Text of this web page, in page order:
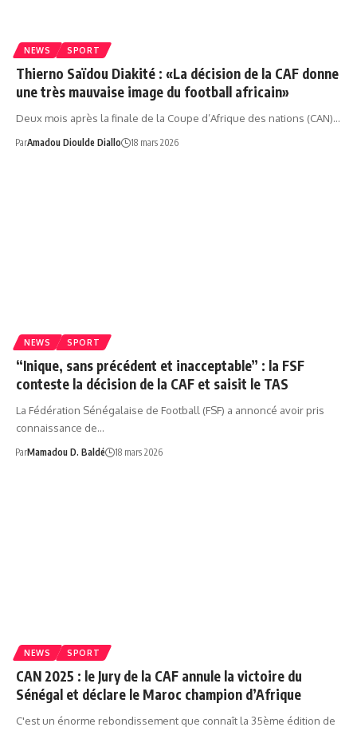
NEWS SPORT
Thierno Saïdou Diakité : «La décision de la CAF donne
une très mauvaise image du football africain»
Deux mois après la finale de la Coupe d’Afrique des nations (CAN)…
ParAmadou Dioulde Diallo 18 mars 2026
NEWS SPORT
“Inique, sans précédent et inacceptable” : la FSF
conteste la décision de la CAF et saisit le TAS
La Fédération Sénégalaise de Football (FSF) a annoncé avoir pris
connaissance de…
ParMamadou D. Baldé 18 mars 2026
NEWS SPORT
CAN 2025 : le Jury de la CAF annule la victoire du
Sénégal et déclare le Maroc champion d’Afrique
C'est un énorme rebondissement que connaît la 35ème édition de